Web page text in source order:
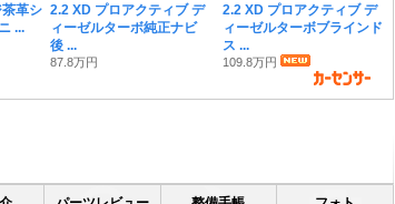
革シ
...
2.2 XD プロアクティブ デ
ィーゼルターボ純正ナビ
後 ...
87.8万円
2.2 XD プロアクティブ デ
ィーゼルターボブラインド
ス ...
109.8万円